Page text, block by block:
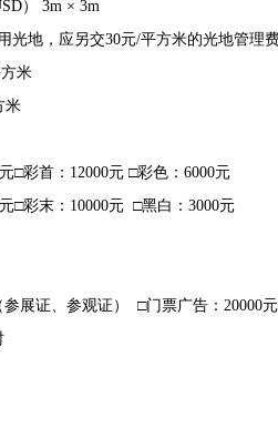
） 3m × 3m
地，应另交30元/平方米的光地管理费
方米
米
□彩首：12000元 □彩色：6000元
□彩末：10000元 □黑白：3000元
展证、参观证） □门票广告：20000元